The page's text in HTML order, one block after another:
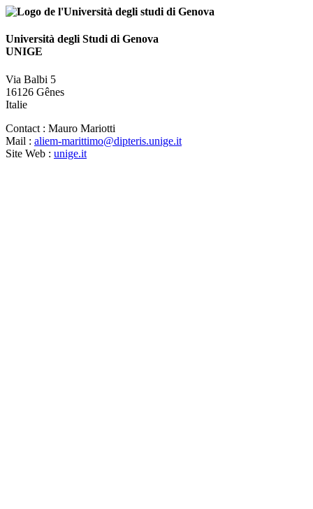
Università degli Studi di Genova
UNIGE
Via Balbi 5
16126 Gênes
Italie
Contact : Mauro Mariotti
Mail : aliem-marittimo@dipteris.unige.it
Site Web : unige.it